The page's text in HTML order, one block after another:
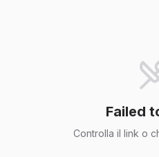
Failed
Controlla il link o